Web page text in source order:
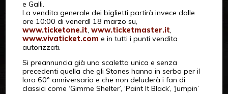
e Galli.
La vendita generale dei biglietti partirà invece dalle
ore 10:00 di venerdì 18 marzo su,
www.ticketone.it, www.ticketmaster.it,
www.vivaticket.com e in tutti i punti vendita
autorizzati.
Si preannuncia già una scaletta unica e senza
precedenti quella che gli Stones hanno in serbo per il
loro 60° anniversario e che non deluderà i fan di
classici come ‘Gimme Shelter’, ‘Paint It Black’, ‘Jumpin’